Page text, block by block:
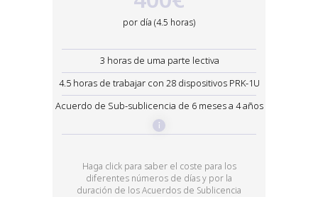
Acuerdo de sublicencia
Al finalizar el curso de formación el
dispositivo PRK-1U de configuración
– de 1 año a 4 años
Haga click para saber el coste para los
diferentes números de días y por la
duración de los Acuerdos de Sublicencia
por día (4.5 horas)
3 horas de uma parte lectiva
4.5 horas de trabajar con 28 dispositivos PRK-1U
Acuerdo de Sub-sublicencia de 6 meses a 4 años